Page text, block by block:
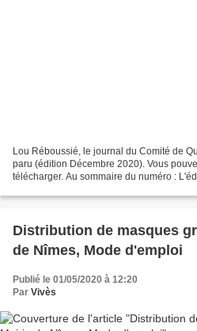
Lou Réboussié, le journal du Comité de
paru (édition Décembre 2020). Vous
télécharger. Au sommaire du numéro :
Distribution de masques
de Nîmes, Mode d'emploi
Publié le 01/05/2020 à 12:20
Par Vivès